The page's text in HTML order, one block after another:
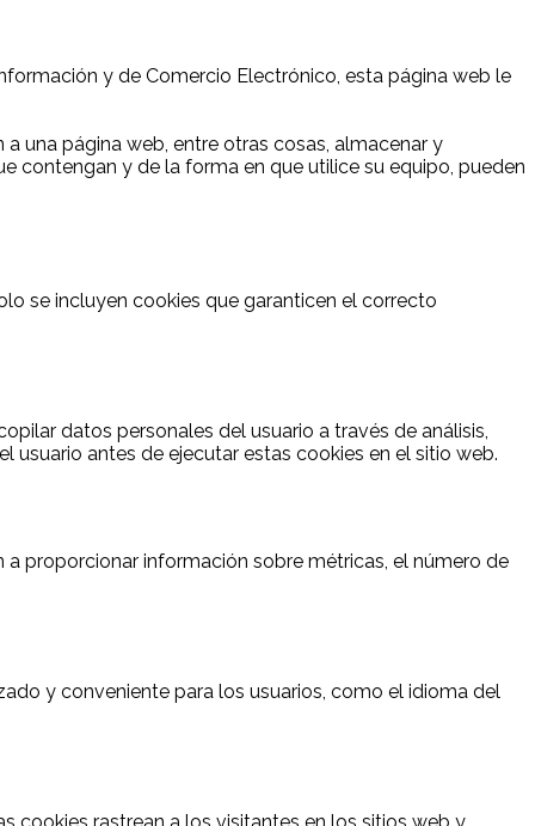
y de Comercio Electrónico, esta página web le
una página web, entre otras cosas, almacenar y
contengan y de la forma en que utilice su equipo, pueden
se incluyen cookies que garanticen el correcto
datos personales del usuario a través de análisis,
antes de ejecutar estas cookies en el sitio web.
proporcionar información sobre métricas, el número de
y conveniente para los usuarios, como el idioma del
cookies rastrean a los visitantes en los sitios web y